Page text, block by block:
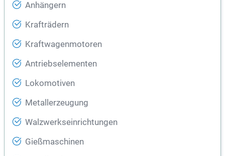
Anhängern
Krafträdern
Kraftwagenmotoren
Antriebselementen
Lokomotiven
Metallerzeugung
Walzwerkseinrichtungen
Gießmaschinen